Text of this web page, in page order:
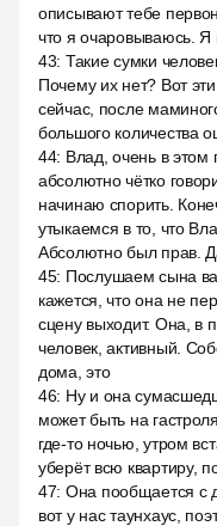
описывают тебе
что я очаровываюсь. Я
43: Такие сумки
Почему их нет? Вот
сейчас, после
большого количества
44: Влад, очень в этом
абсолютно чётко
начинаю спорить.
утыкаемся в то, что
Абсолютно был прав.
45: Послушаем сына
кажется, что она не
сцену выходит. Она, в
человек, активный.
дома, это
46: Ну и она
может быть на
где-то ночью, утром
уберёт всю квартиру,
47: Она пообщается с
вот у нас таунхаус,